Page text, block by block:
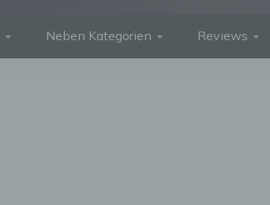
Neben Kategorien Reviews